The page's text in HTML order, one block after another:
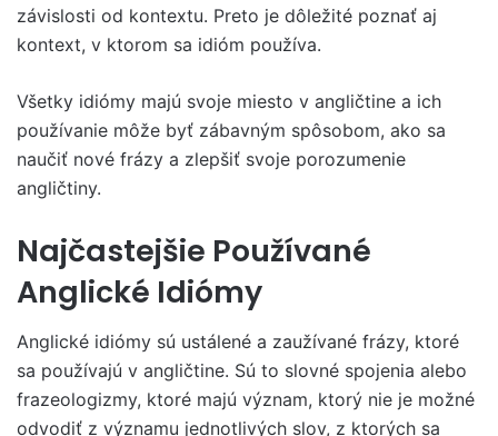
závislosti od kontextu. Preto je dôležité poznať aj
kontext, v ktorom sa idióm používa.
Všetky idiómy majú svoje miesto v angličtine a ich
používanie môže byť zábavným spôsobom, ako sa
naučiť nové frázy a zlepšiť svoje porozumenie
angličtiny.
Najčastejšie Používané
Anglické Idiómy
Anglické idiómy sú ustálené a zaužívané frázy, ktoré
sa používajú v angličtine. Sú to slovné spojenia alebo
frazeologizmy, ktoré majú význam, ktorý nie je možné
odvodiť z významu jednotlivých slov, z ktorých sa